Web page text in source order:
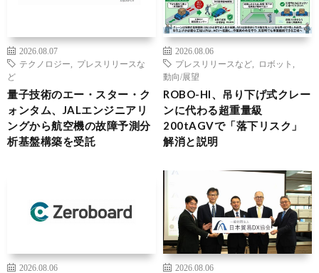
2026.08.07
テクノロジー
プレスリリースな
ど
量子技術のエー・スター・ク
ォンタム、JALエンジニアリ
ングから航空機の故障予測分
析基盤構築を受託
2026.08.06
プレスリリースなど
ロボット
動向/展望
ROBO-HI、吊り下げ式クレー
ンに代わる超重量級
200tAGVで「落下リスク」
解消と説明
2026.08.06
2026.08.06